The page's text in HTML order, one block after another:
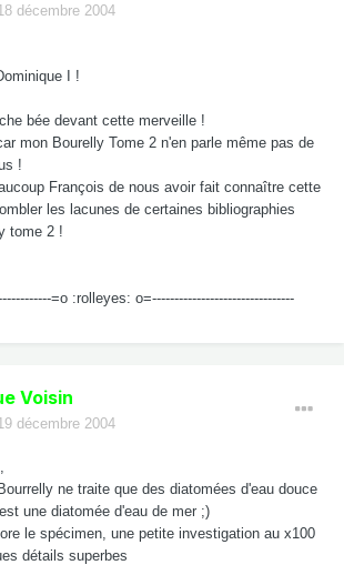
décembre 2004
I !
bée devant cette merveille !
mon Bourelly Tome 2 n'en parle même pas de
!
François de nous avoir fait connaître cette
les lacunes de certaines bibliographies
tome 2 !
=o :rolleyes: o=--------------------------------
Voisin
décembre 2004
ne traite que des diatomées d'eau douce
une diatomée d'eau de mer ;)
le spécimen, une petite investigation au x100
détails superbes